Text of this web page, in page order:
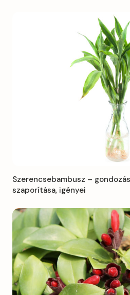
Szerencsebambusz –
szaporítása, igényei